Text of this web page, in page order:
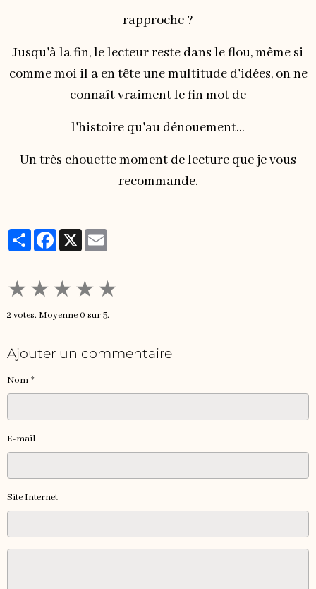
rapproche ?
Jusqu'à la fin, le lecteur reste dans le flou, même si
comme moi il a en tête une multitude d'idées, on ne
connaît vraiment le fin mot de
l'histoire qu'au dénouement...
Un très chouette moment de lecture que je vous
recommande.
PartagerFacebook
X
★ ★ ★ ★ ★
2 votes. Moyenne0 sur 5.
Ajouter un commentaire
Nom
E-mail
Site Internet